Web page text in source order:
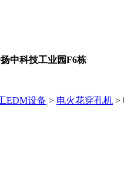
中科技工业园F6栋
EDM设备 > 电火花穿孔机 >